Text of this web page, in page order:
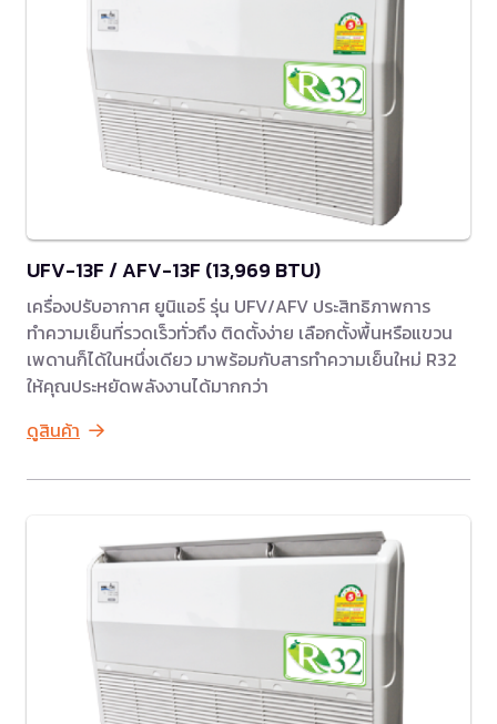
UFV-13F / AFV-13F (13,969 BTU)
เครื่องปรับอากาศ ยูนิแอร์ รุ่น UFV/AFV ประสิทธิภาพการ
ทำความเย็นที่รวดเร็วทั่วถึง ติดตั้งง่าย เลือกตั้งพื้นหรือแขวน
เพดานก็ได้ในหนึ่งเดียว มาพร้อมกับสารทำความเย็นใหม่ R32
ให้คุณประหยัดพลังงานได้มากกว่า
ดูสินค้า